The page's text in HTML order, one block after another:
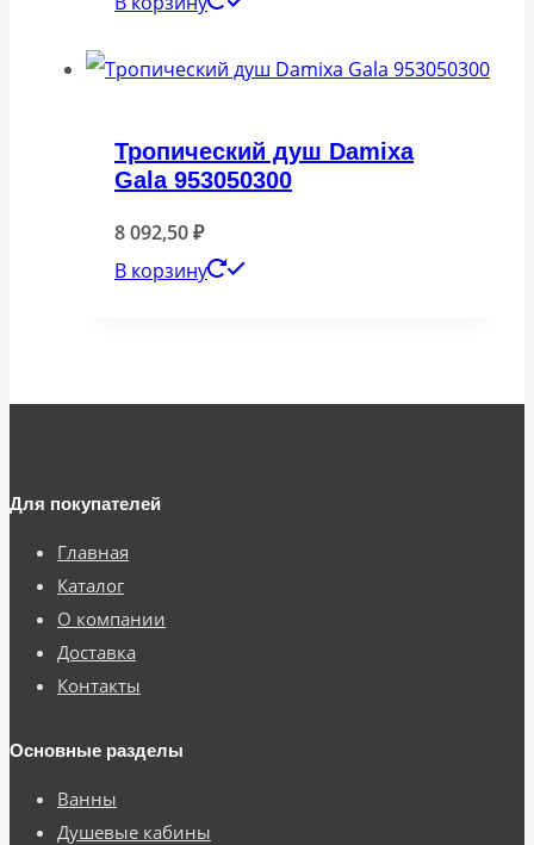
Тропический душ Damixa
Gala 953050300
8 092,50₽
В корзину
Для покупателей
Главная
Каталог
О компании
Доставка
Контакты
Основные разделы
Ванны
Душевые кабины